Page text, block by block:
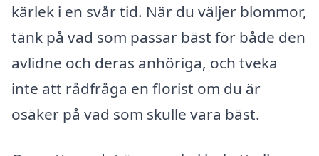
kärlek i en svår tid. När du väljer blommor,
tänk på vad som passar bäst för både den
avlidne och deras anhöriga, och tveka
inte att rådfråga en florist om du är
osäker på vad som skulle vara bäst.